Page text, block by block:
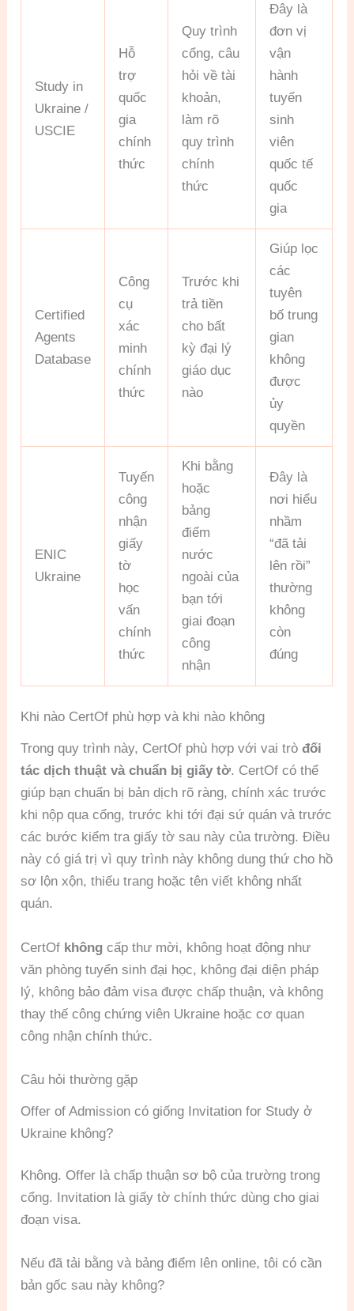
Study in
Ukraine /
USCIE
Hỗ
trợ
quốc
gia
chính
thức
Quy trình
cổng, câu
hỏi về tài
khoản,
làm rõ
quy trình
chính
thức
Đây là
đơn vị
vận
hành
tuyến
sinh
viên
quốc tế
quốc
gia
Certified
Agents
Database
Công
cụ
xác
minh
chính
thức
Trước khi
trả tiền
cho bất
kỳ đại lý
giáo dục
nào
Giúp lọc
các
tuyên
bố trung
gian
không
được
ủy
quyền
ENIC
Ukraine
Tuyến
công
nhận
giấy
tờ
học
vấn
chính
thức
Khi bằng
hoặc
bảng
điểm
nước
ngoài của
bạn tới
giai đoạn
công
nhận
Đây là
nơi hiểu
nhầm
“đã tải
lên rồi”
thường
không
còn
đúng
Khi nào CertOf phù hợp và khi nào không
Trong quy trình này, CertOf phù hợp với vai tròđối
tác dịch thuật và chuẩn bị giấy tờ. CertOf có thể
giúp bạn chuẩn bị bản dịch rõ ràng, chính xác trước
khi nộp qua cổng, trước khi tới đại sứ quán và trước
các bước kiểm tra giấy tờ sau này của trường. Điều
này có giá trị vì quy trình này không dung thứ cho hồ
sơ lộn xộn, thiếu trang hoặc tên viết không nhất
quán.
CertOf không cấp thư mời, không hoạt động như
văn phòng tuyển sinh đại học, không đại diện pháp
lý, không bảo đảm visa được chấp thuận, và không
thay thế công chứng viên Ukraine hoặc cơ quan
công nhận chính thức.
Câu hỏi thường gặp
Offer of Admission có giống Invitation for Study ở
Ukraine không?
Không. Offer là chấp thuận sơ bộ của trường trong
cổng. Invitation là giấy tờ chính thức dùng cho giai
đoạn visa.
Nếu đã tải bằng và bảng điểm lên online, tôi có cần
bản gốc sau này không?